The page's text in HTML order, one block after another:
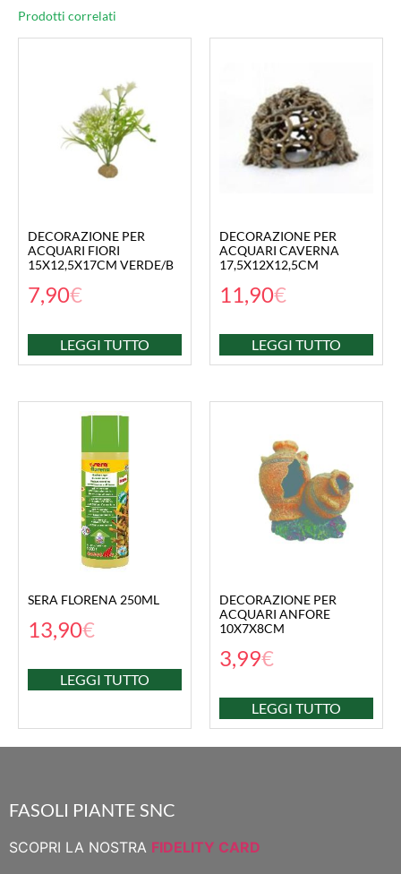
Prodotti correlati
DECORAZIONE PER
ACQUARI FIORI
15X12,5X17CM VERDE/B
7,90€
LEGGI TUTTO
DECORAZIONE PER
ACQUARI CAVERNA
17,5X12X12,5CM
11,90€
LEGGI TUTTO
SERA FLORENA 250ML
13,90€
LEGGI TUTTO
DECORAZIONE PER
ACQUARI ANFORE
10X7X8CM
3,99€
LEGGI TUTTO
FASOLI PIANTE SNC
SCOPRI LA NOSTRA FIDELITY CARD